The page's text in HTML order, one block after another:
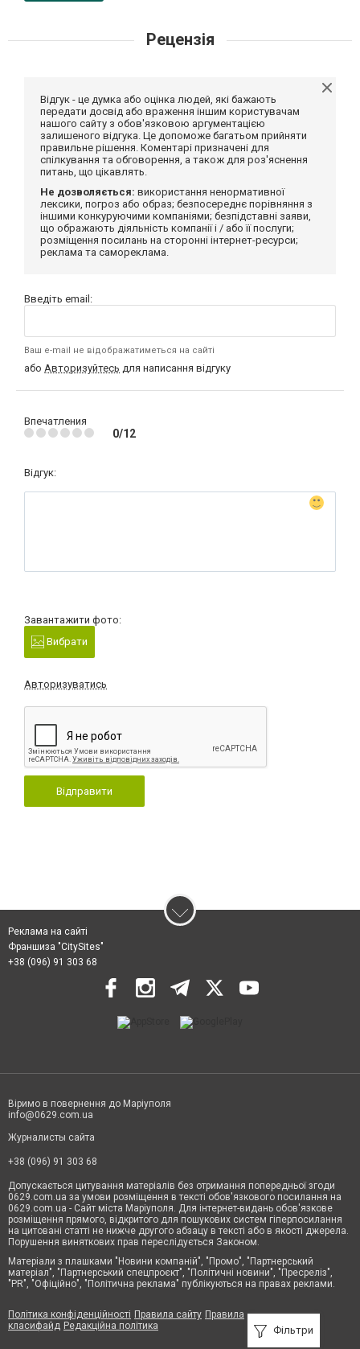
Рецензія
Відгук - це думка або оцінка людей, які бажають
передати досвід або враження іншим користувачам
нашого сайту з обов'язковою аргументацією
залишеного відгука. Це допоможе багатьом прийняти
правильне рішення. Коментарі призначені для
спілкування та обговорення, а також для роз'яснення
питань, що цікавлять.
Не дозволяється: використання ненормативної
лексики, погроз або образ; безпосереднє порівняння з
іншими конкуруючими компаніями; безпідставні заяви,
що ображають діяльність компанії і / або її послуги;
розміщення посилань на сторонні інтернет-ресурси;
реклама та самореклама.
Введіть email:
Ваш e-mail не відображатиметься на сайті
або Авторизуйтесь для написання відгуку
Впечатления
0/12
Відгук:
Завантажити фото:
Вибрати
Авторизуватись
Відправити
Фільтри
Реклама на сайті
Франшиза "CitySites"
+38 (096) 91 303 68
Віримо в повернення до Маріуполя
info@0629.com.ua
Журналисты сайта
+38 (096) 91 303 68
Допускається цитування матеріалів без отримання попередньої згоди
0629.com.ua за умови розміщення в тексті обов'язкового посилання на
0629.com.ua - Сайт міста Маріуполя. Для інтернет-видань обов'язкове
розміщення прямого, відкритого для пошукових систем гіперпосилання
на цитовані статті не нижче другого абзацу в тексті або в якості джерела.
Порушення виняткових прав переслідується Законом.
Матеріали з плашками "Новини компаній", "Промо", "Партнерський
матеріал", "Партнерський спецпроєкт", "Політичні новини", "Пресреліз",
"PR", "Офіційно", "Політична реклама" публікуються на правах реклами.
Політика конфіденційності Правила сайту Правила
класифайд Редакційна політика